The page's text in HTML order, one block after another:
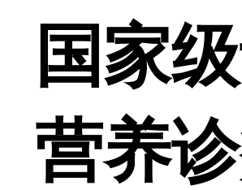
国家
营养